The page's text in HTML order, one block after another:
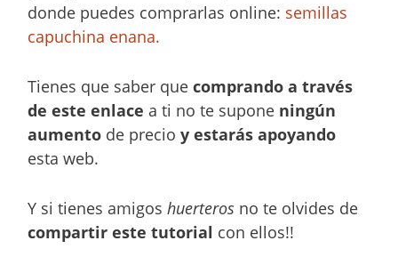
donde puedes comprarlas online: semillas
capuchina enana.
Tienes que saber quecomprando a través
de este enlace a ti no te supone ningún
aumento de precioy estarás apoyando
esta web.
Y si tienes amigoshuerteros no te olvides de
compartir este tutorial con ellos!!